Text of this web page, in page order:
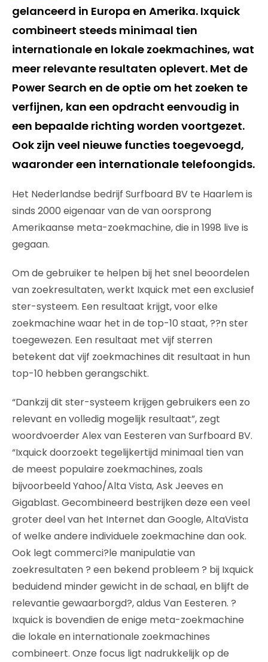
gelanceerd in Europa en Amerika. Ixquick
combineert steeds minimaal tien
internationale en lokale zoekmachines, wat
meer relevante resultaten oplevert. Met de
Power Search en de optie om het zoeken te
verfijnen, kan een opdracht eenvoudig in
een bepaalde richting worden voortgezet.
Ook zijn veel nieuwe functies toegevoegd,
waaronder een internationale telefoongids.
Het Nederlandse bedrijf Surfboard BV te Haarlem is
sinds 2000 eigenaar van de van oorsprong
Amerikaanse meta-zoekmachine, die in 1998 live is
gegaan.
Om de gebruiker te helpen bij het snel beoordelen
van zoekresultaten, werkt Ixquick met een exclusief
ster-systeem. Een resultaat krijgt, voor elke
zoekmachine waar het in de top-10 staat, ??n ster
toegewezen. Een resultaat met vijf sterren
betekent dat vijf zoekmachines dit resultaat in hun
top-10 hebben gerangschikt.
“Dankzij dit ster-systeem krijgen gebruikers een zo
relevant en volledig mogelijk resultaat”, zegt
woordvoerder Alex van Eesteren van Surfboard BV.
“Ixquick doorzoekt tegelijkertijd minimaal tien van
de meest populaire zoekmachines, zoals
bijvoorbeeld Yahoo/Alta Vista, Ask Jeeves en
Gigablast. Gecombineerd bestrijken deze een veel
groter deel van het Internet dan Google, AltaVista
of welke andere individuele zoekmachine dan ook.
Ook legt commerci?le manipulatie van
zoekresultaten ? een bekend probleem ? bij Ixquick
beduidend minder gewicht in de schaal, en blijft de
relevantie gewaarborgd?, aldus Van Eesteren. ?
Ixquick is bovendien de enige meta-zoekmachine
die lokale en internationale zoekmachines
combineert. Onze focus ligt nadrukkelijk op de